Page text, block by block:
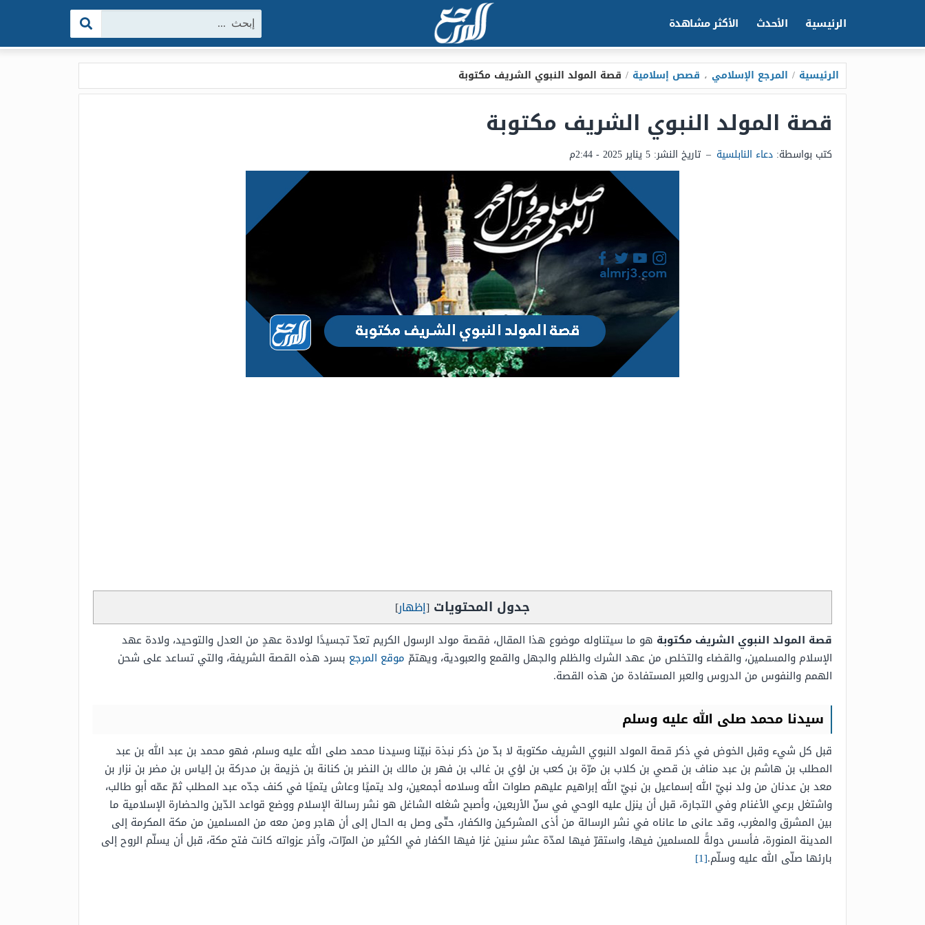
الرئيسية الأحدث الأكثر مشاهدة البحث:
الرئيسية / المرجع الإسلامي ، قصص إسلامية / قصة المولد النبوي الشريف مكتوبة
قصة المولد النبوي الشريف مكتوبة
كتب بواسطة: دعاء النابلسية – تاريخ النشر: 5 يناير 2025 - 2:44م
جدول المحتويات [إظهار]
قصة المولد النبوي الشريف مكتوبة هو ما سيتناوله موضوع هذا المقال، فقصة مولد الرسول الكريم تعدّ تجسيدًا لولادة عهدٍ من العدل والتوحيد، ولادة عهد
الإسلام والمسلمين، والقضاء والتخلص من عهد الشرك والظلم والجهل والقمع والعبودية، ويهتمّ موقع المرجع بسرد هذه القصة الشريفة، والتي تساعد على شحن
الهمم والنفوس من الدروس والعبر المستفادة من هذه القصة.
سيدنا محمد صلى الله عليه وسلم
قبل كل شيء وقبل الخوض في ذكر قصة المولد النبوي الشريف مكتوبة لا بدّ من ذكر نبذة نبيّنا وسيدنا محمد صلى الله عليه وسلم، فهو محمد بن عبد الله بن عبد
المطلب بن هاشم بن عبد مناف بن قصي بن كلاب بن مرّة بن كعب بن لؤي بن غالب بن فهر بن مالك بن النضر بن كنانة بن خزيمة بن مدركة بن إلياس بن مضر بن نزار بن
معد بن عدنان من ولد نبيّ الله إسماعيل بن نبيّ الله إبراهيم عليهم صلوات الله وسلامه أجمعين، ولد يتميًا وعاش يتميًا في كنف جدّه عبد المطلب ثمّ عمّه أبو طالب،
واشتغل برعي الأغنام وفي التجارة، قبل أن ينزل عليه الوحي في سنّ الأربعين، وأصبح شغله الشاغل هو نشر رسالة الإسلام ووضع قواعد الدّين والحضارة الإسلامية ما
بين المشرق والمغرب، وقد عانى ما عاناه في نشر الرسالة من أذى المشركين والكفار، حتّى وصل به الحال إلى أن هاجر ومن معه من المسلمين من مكة المكرمة إلى
المدينة المنورة، فأسس دولةً للمسلمين فيها، واستقرّ فيها لمدّة عشر سنين غزا فيها الكفار في الكثير من المرّات، وآخر عزواته كانت فتح مكة، قبل أن يسلّم الروح إلى
بارئها صلّى الله عليه وسلّم.[1]